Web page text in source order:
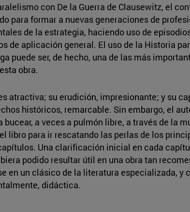
con De la Guerra de Clausewitz, el
para formar a nuevas generaciones de
de la estrategia, haciendo uso de
de aplicación general. El uso de la Historia
puede ser, de hecho, una de las más
obra.
atractiva; su erudición, impresionante; y su
históricos, remarcable. Sin embargo, el
bucear, a veces a pulmón libre, a través de la
libro para ir rescatando las perlas de los
Una clarificación inicial en cada
podido resultar útil en una obra tan
en un clásico de la literatura especializada, y
didáctica.